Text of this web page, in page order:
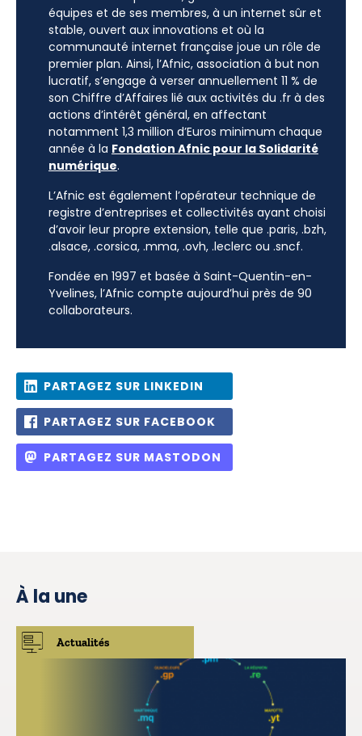
équipes et de ses membres, à un internet sûr et
stable, ouvert aux innovations et où la
communauté internet française joue un rôle de
premier plan. Ainsi, l’Afnic, association à but non
lucratif, s’engage à verser annuellement 11 % de
son Chiffre d’Affaires lié aux activités du .fr à des
actions d’intérêt général, en affectant
notamment 1,3 million d’Euros minimum chaque
année à la Fondation Afnic pour la Solidarité
numérique.
L’Afnic est également l’opérateur technique de
registre d’entreprises et collectivités ayant choisi
d’avoir leur propre extension, telle que .paris, .bzh,
.alsace, .corsica, .mma, .ovh, .leclerc ou .sncf.
Fondée en 1997 et basée à Saint-Quentin-en-
Yvelines, l’Afnic compte aujourd’hui près de 90
collaborateurs.
PARTAGEZ SUR LINKEDIN
PARTAGEZ SUR FACEBOOK
PARTAGEZ SUR MASTODON
À la une
Actualités